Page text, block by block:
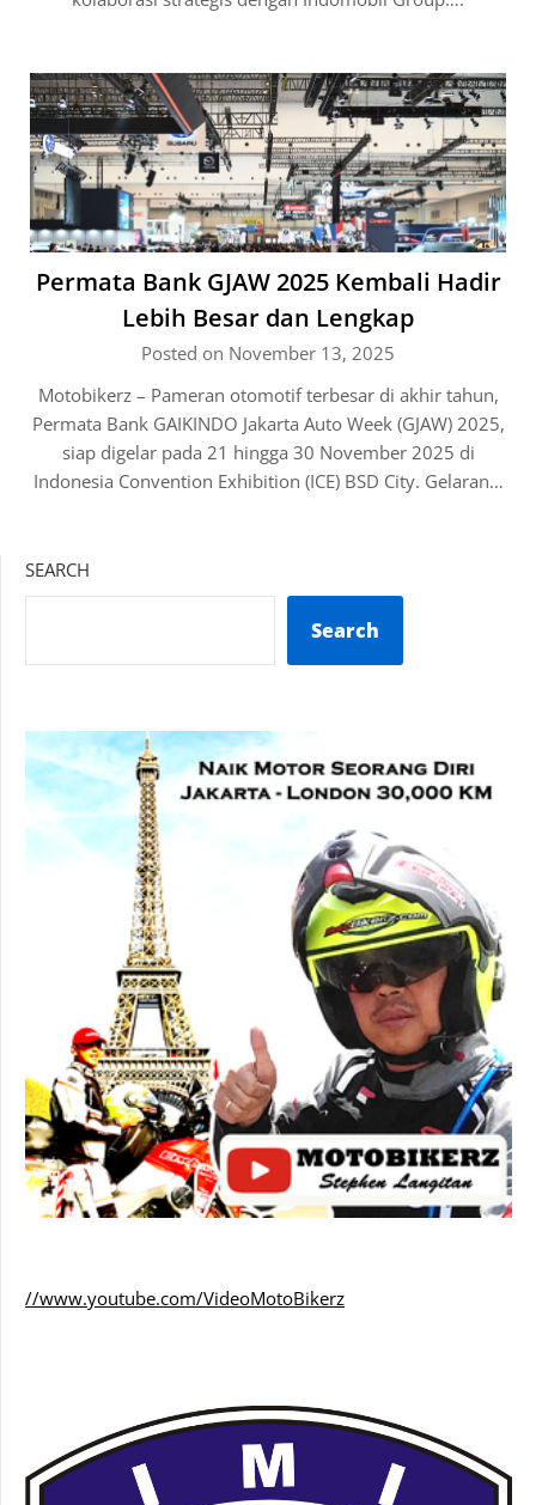
Permata Bank GJAW 2025 Kembali Hadir
Lebih Besar dan Lengkap
Posted on November 13, 2025
Motobikerz – Pameran otomotif terbesar di akhir tahun,
Permata Bank GAIKINDO Jakarta Auto Week (GJAW) 2025,
siap digelar pada 21 hingga 30 November 2025 di
Indonesia Convention Exhibition (ICE) BSD City. Gelaran…
SEARCH
Search
//www.youtube.com/VideoMotoBikerz